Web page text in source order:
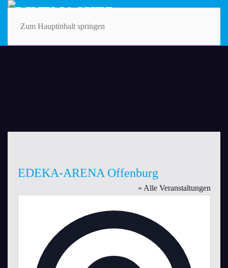
Zum Hauptinhalt springen
EDEKA-ARENA Offenburg
« Alle Veranstaltungen